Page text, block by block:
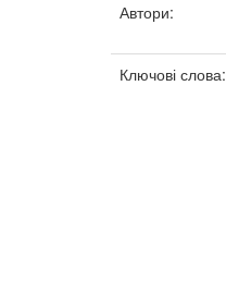
Автори:
Ключові слова: